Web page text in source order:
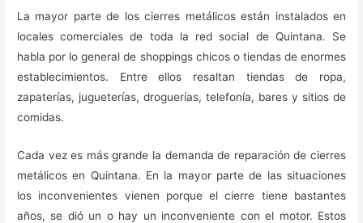
La mayor parte de los cierres metálicos están instalados en
locales comerciales de toda la red social de Quintana. Se
habla por lo general de shoppings chicos o tiendas de enormes
establecimientos. Entre ellos resaltan tiendas de ropa,
zapaterías, jugueterías, droguerías, telefonía, bares y sitios de
comidas.
Cada vez es más grande la demanda de reparación de cierres
metálicos en Quintana. En la mayor parte de las situaciones
los inconvenientes vienen porque el cierre tiene bastantes
años, se dió un o hay un inconveniente con el motor. Estos